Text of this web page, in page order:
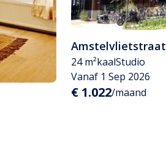
Amstelvlietstraat
24 m²kaalStudio
Vanaf 1 Sep 2026
€ 1.022/maand